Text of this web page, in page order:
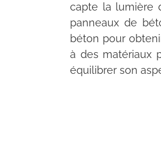
capte la lumière
panneaux de
béton pour
à des matériaux
équilibrer son